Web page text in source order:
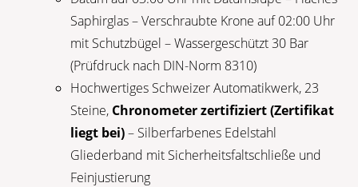
Saphirglas – Verschraubte Krone auf 02:00 Uhr
mit Schutzbügel – Wassergeschützt 30 Bar
(Prüfdruck nach DIN-Norm 8310)
Hochwertiges Schweizer Automatikwerk, 23
Steine, Chronometer zertifiziert (Zertifikat
liegt bei)– Silberfarbenes Edelstahl
Gliederband mit Sicherheitsfaltschließe und
Feinjustierung